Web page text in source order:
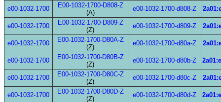
e00-1032-1700
E00-1032-1700-D808-Z
(A)
e00-1032-1700-d808-Z
e00-1032-1700
E00-1032-1700-D809-Z
(Z)
e00-1032-1700-d809-Z
e00-1032-1700
E00-1032-1700-D80A-Z
(Z)
e00-1032-1700-d80a-Z
e00-1032-1700
E00-1032-1700-D80B-Z
(Z)
e00-1032-1700-d80b-Z
e00-1032-1700
E00-1032-1700-D80C-Z
(Z)
e00-1032-1700-d80c-Z
e00-1032-1700
E00-1032-1700-D80D-Z
(Z)
e00-1032-1700-d80d-Z